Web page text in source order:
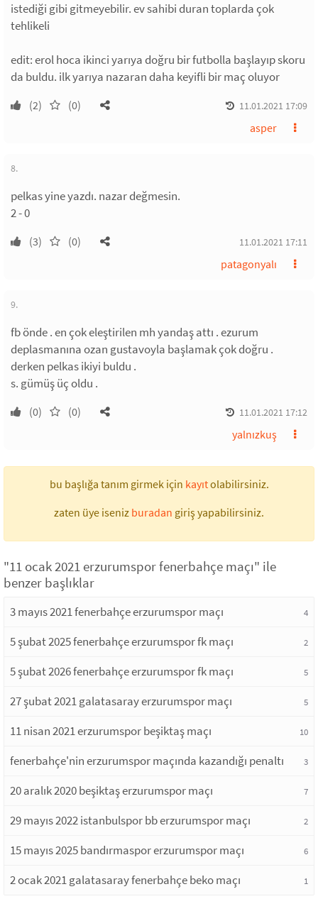
istediği gibi gitmeyebilir. ev sahibi duran toplarda çok
tehlikeli
edit: erol hoca ikinci yarıya doğru bir futbolla başlayıp skoru
da buldu. ilk yarıya nazaran daha keyifli bir maç oluyor
(2) (0) 11.01.2021 17:09
asper
8.
pelkas yine yazdı. nazar değmesin.
2 - 0
(3) (0) 11.01.2021 17:11
patagonyalı
9.
fb önde . en çok eleştirilen mh yandaş attı . ezurum
deplasmanına ozan gustavoyla başlamak çok doğru .
derken pelkas ikiyi buldu .
s. gümüş üç oldu .
(0) (0) 11.01.2021 17:12
yalnızkuş
bu başlığa tanım girmek için kayıtolabilirsiniz.
zaten üye iseniz buradan giriş yapabilirsiniz.
"11 ocak 2021 erzurumspor fenerbahçe maçı" ile
benzer başlıklar
3 mayıs 2021 fenerbahçe erzurumspor maçı 4
5 şubat 2025 fenerbahçe erzurumspor fk maçı 2
5 şubat 2026 fenerbahçe erzurumspor fk maçı 5
27 şubat 2021 galatasaray erzurumspor maçı 5
11 nisan 2021 erzurumspor beşiktaş maçı 10
fenerbahçe'nin erzurumspor maçında kazandığı penaltı 3
20 aralık 2020 beşiktaş erzurumspor maçı 7
29 mayıs 2022 istanbulspor bb erzurumspor maçı 2
15 mayıs 2025 bandırmaspor erzurumspor maçı 6
2 ocak 2021 galatasaray fenerbahçe beko maçı 1